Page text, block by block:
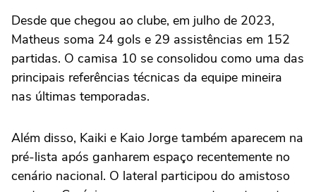
Desde que chegou ao clube, em julho de 2023,
Matheus soma 24 gols e 29 assistências em 152
partidas. O camisa 10 se consolidou como uma das
principais referências técnicas da equipe mineira
nas últimas temporadas.
Além disso, Kaiki e Kaio Jorge também aparecem na
pré-lista após ganharem espaço recentemente no
cenário nacional. O lateral participou do amistoso